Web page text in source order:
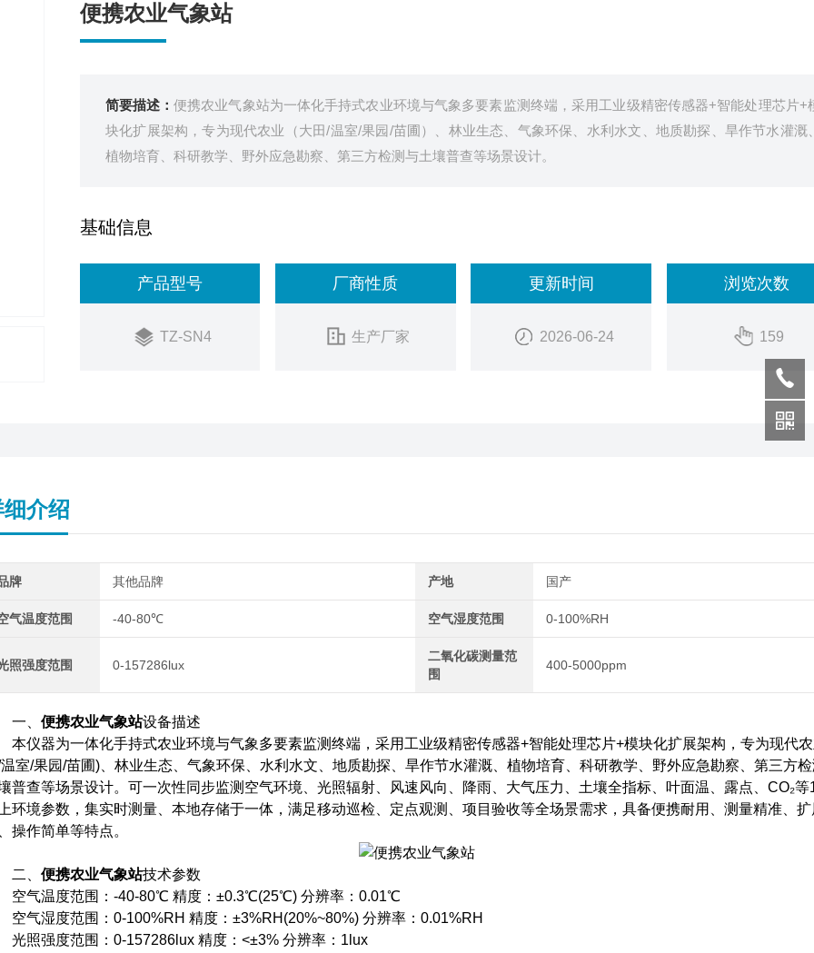
便携农业气象站
简要描述： 便携农业气象站为一体化手持式农业环境与气象多要素监测终端，采用工业级精密传感器+智能处理芯片+
块化扩展架构，专为现代农业（大田/温室/果园/苗圃）、林业生态、气象环保、水利水文、地质勘探、旱作节水灌溉
植物培育、科研教学、野外应急勘察、第三方检测与土壤普查等场景设计。
基础信息
产品型号
TZ-SN4
厂商性质
生产厂家
更新时间
2026-06-24
浏览次数
159
介绍
牌 其他品牌 产地 国产
气温度范围 -40-80℃ 空气湿度范围 0-100%RH
照强度范围 0-157286lux
二氧化碳测量范
围
400-5000ppm
、 便携农业气象站设备描述
器为一体化手持式农业环境与气象多要素监测终端，采用工业级精密传感器+智能处理芯片+模块化扩展架构，专为现代
室/果园/苗圃)、林业生态、气象环保、水利水文、地质勘探、旱作节水灌溉、植物培育、科研教学、野外应急勘察、第三方
普查等场景设计。可一次性同步监测空气环境、光照辐射、风速风向、降雨、大气压力、土壤全指标、叶面温、露点、CO₂等
环境参数，集实时测量、本地存储于一体，满足移动巡检、定点观测、项目验收等全场景需求，具备便携耐用、测量精准、
操作简单等特点。
、 便携农业气象站技术参数
温度范围：-40-80℃ 精度：±0.3℃(25℃) 分辨率：0.01℃
湿度范围：0-100%RH 精度：±3%RH(20%~80%) 分辨率：0.01%RH
强度范围：0-157286lux 精度：<±3% 分辨率：1lux